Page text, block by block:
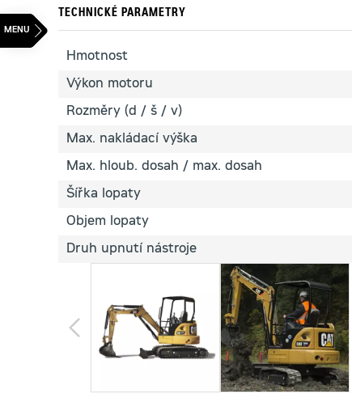
TECHNICKÉ PARAMETRY
Hmotnost
Výkon motoru
Rozměry (d / š / v)
Max. nakládací výška
Max. hloub. dosah / max. dosah
Šířka lopaty
Objem lopaty
Druh upnutí nástroje